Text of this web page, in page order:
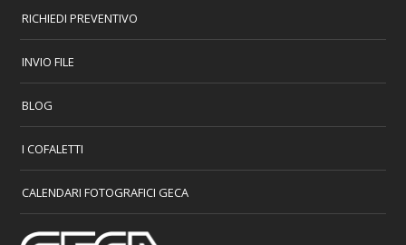
RICHIEDI PREVENTIVO
INVIO FILE
BLOG
I COFALETTI
CALENDARI FOTOGRAFICI GECA